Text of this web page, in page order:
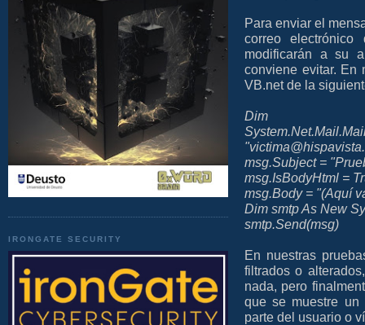
IRONGATE SECURITY
Para enviar el
correo
modificarán a su
conviene evitar. En
VB.net de la
Dim
msg.Subject =
msg.IsBodyHtml =
msg.Body = "(Aquí
Dim smtp As New
smtp.Send(msg)
En nuestras
filtrados o
nada, pero
que se muestre
parte del usuario o